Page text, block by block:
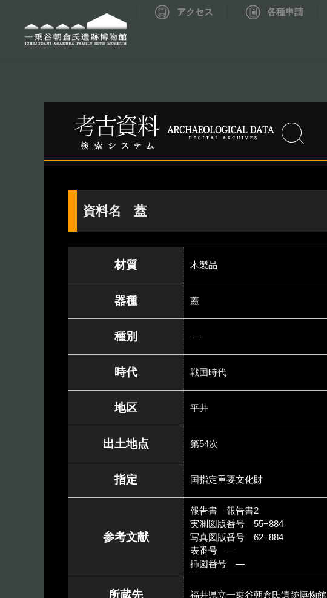
アクセス 各種申請
資料データベーストップ 考古資料検索システム
資料名 蓋
材質 木製品
器種 蓋
種別 ―
時代 戦国時代
地区 平井
出土地点 第54次
指定 国指定重要文化財
参考文献
報告書 報告書2
実測図版番号 55−884
写真図版番号 62−884
表番号 ―
挿図番号 ―
所蔵先 福井県立一乗谷朝倉氏遺跡博物館